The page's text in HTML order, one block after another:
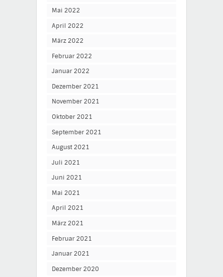
Mai 2022
April 2022
März 2022
Februar 2022
Januar 2022
Dezember 2021
November 2021
Oktober 2021
September 2021
August 2021
Juli 2021
Juni 2021
Mai 2021
April 2021
März 2021
Februar 2021
Januar 2021
Dezember 2020